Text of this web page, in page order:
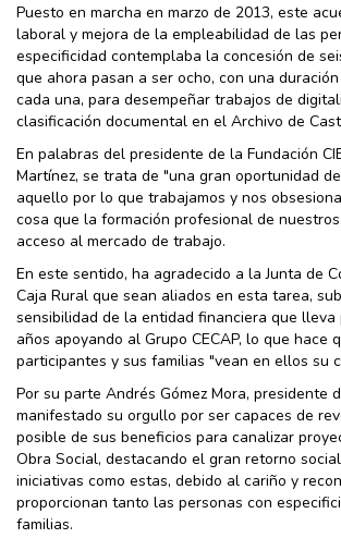
Puesto en marcha en marzo de 2013, este
laboral y mejora de la empleabilidad de las
especificidad contemplaba la concesión de
que ahora pasan a ser ocho, con una
cada una, para desempeñar trabajos de
clasificación documental en el Archivo de
En palabras del presidente de la Fundación
Martínez, se trata de "una gran oportunidad
aquello por lo que trabajamos y nos
cosa que la formación profesional de
acceso al mercado de trabajo.
En este sentido, ha agradecido a la Junta de
Caja Rural que sean aliados en esta tarea,
sensibilidad de la entidad financiera que
años apoyando al Grupo CECAP, lo que hace
participantes y sus familias "vean en ellos su
Por su parte Andrés Gómez Mora, presidente
manifestado su orgullo por ser capaces de
posible de sus beneficios para canalizar
Obra Social, destacando el gran retorno
iniciativas como estas, debido al cariño y
proporcionan tanto las personas con
familias.